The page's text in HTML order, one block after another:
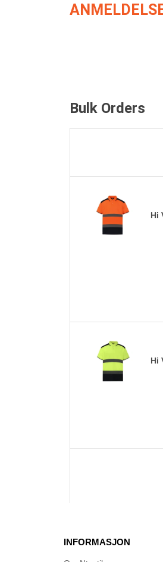
Bulk Orders
Hi
Hi
INFORMASJON